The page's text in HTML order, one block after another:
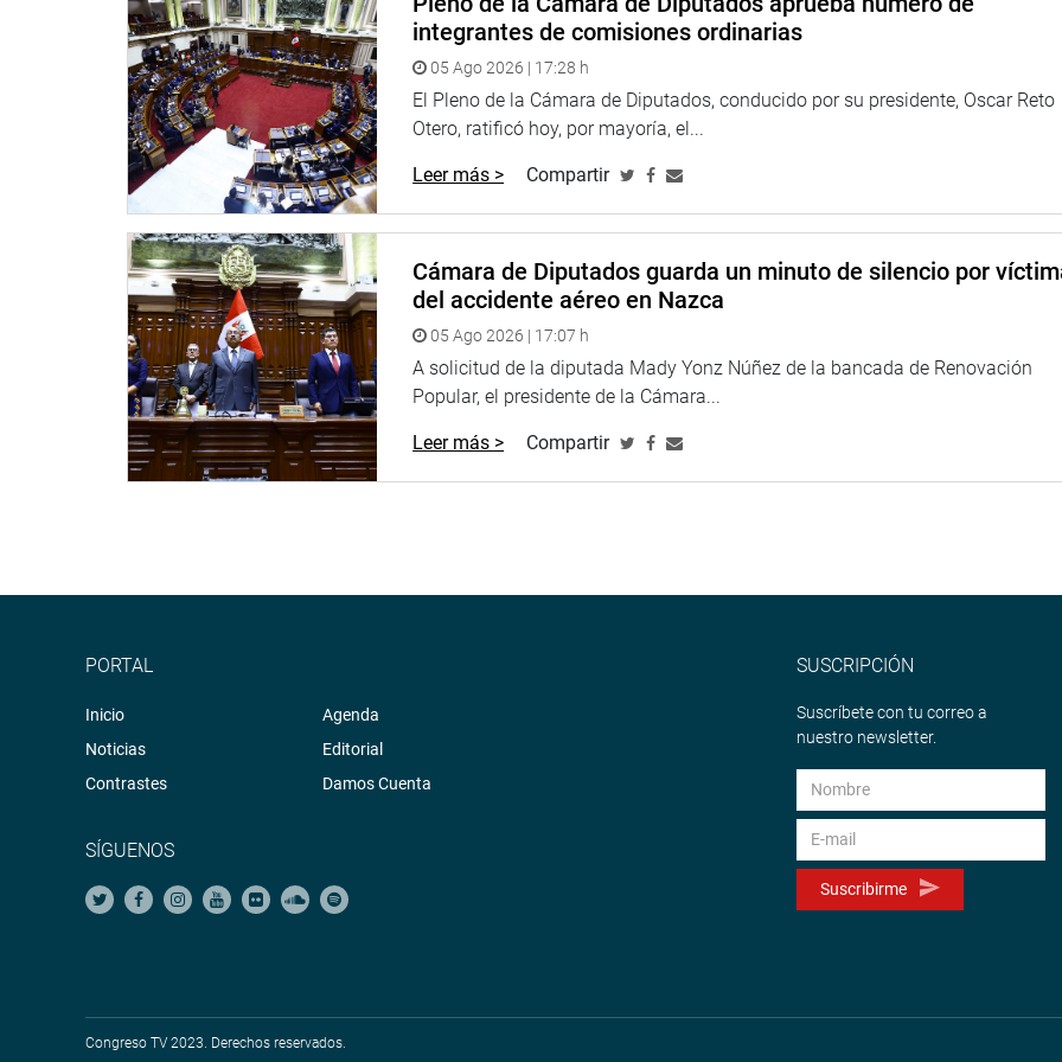
integrantes de comisiones ordinarias
05 Ago 2026 | 17:28 h
El Pleno de la Cámara de Diputados, conducido por su presidente, Oscar Reto
Otero, ratificó hoy, por mayoría, el...
Leer más > Compartir
Cámara de Diputados guarda un minuto de silencio por
del accidente aéreo en Nazca
05 Ago 2026 | 17:07 h
A solicitud de la diputada Mady Yonz Núñez de la bancada de Renovación
Popular, el presidente de la Cámara...
Leer más > Compartir
PORTAL
Inicio
Noticias
Contrastes
Agenda
Editorial
Damos Cuenta
SÍGUENOS
SUSCRIPCIÓN
Suscríbete con tu correo a
nuestro newsletter.
Suscribirme
Congreso TV 2023. Derechos reservados.